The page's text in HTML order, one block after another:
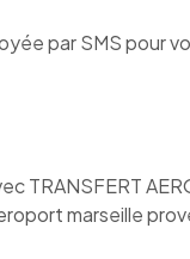
par SMS pour
TRANSFERT
marseille